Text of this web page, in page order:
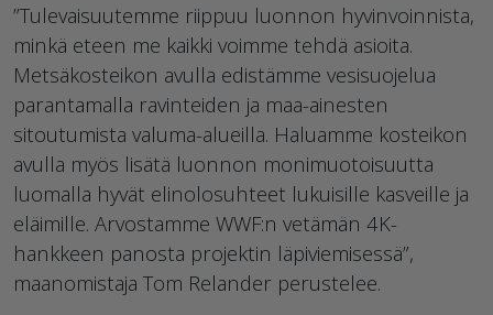
”Tulevaisuutemme riippuu luonnon hyvinvoinnista,
minkä eteen me kaikki voimme tehdä asioita.
Metsäkosteikon avulla edistämme vesisuojelua
parantamalla ravinteiden ja maa-ainesten
sitoutumista valuma-alueilla. Haluamme kosteikon
avulla myös lisätä luonnon monimuotoisuutta
luomalla hyvät elinolosuhteet lukuisille kasveille ja
eläimille. Arvostamme WWF:n vetämän 4K-
hankkeen panosta projektin läpiviemisessä”,
maanomistaja Tom Relander perustelee.